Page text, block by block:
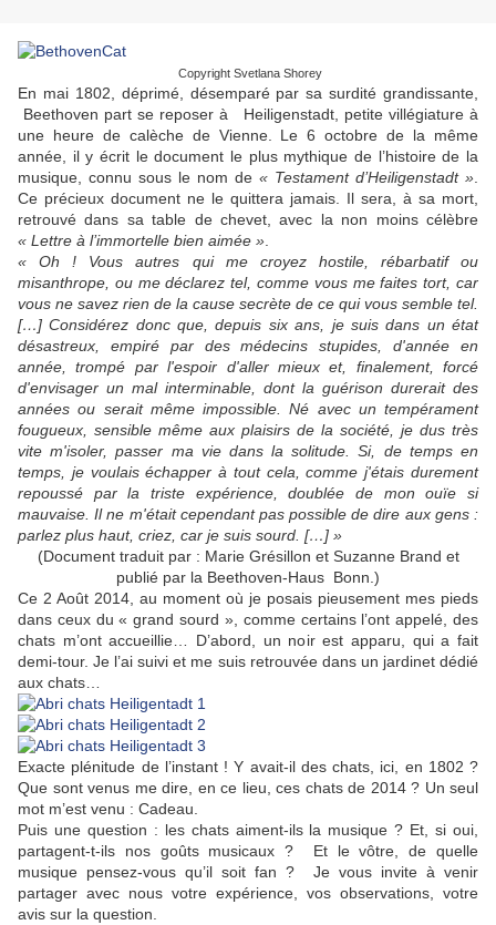
Copyright Svetlana Shorey
En mai 1802, déprimé, désemparé par sa surdité grandissante,
Beethoven part se reposer à Heiligenstadt, petite villégiature à
une heure de calèche de Vienne. Le 6 octobre de la même
année, il y écrit le document le plus mythique de l’histoire de la
musique, connu sous le nom de « Testament d’Heiligenstadt »
Ce précieux document ne le quittera jamais. Il sera, à sa mort,
retrouvé dans sa table de chevet, avec la non moins célèbre
« Lettre à l’immortelle bien aimée »
« Oh ! Vous autres qui me croyez hostile, rébarbatif ou
misanthrope, ou me déclarez tel, comme vous me faites tort, car
vous ne savez rien de la cause secrète de ce qui vous semble tel.
[…] Considérez donc que, depuis six ans, je suis dans un état
désastreux, empiré par des médecins stupides, d'année en
année, trompé par l'espoir d'aller mieux et, finalement, forcé
d'envisager un mal interminable, dont la guérison durerait des
années ou serait même impossible. Né avec un tempérament
fougueux, sensible même aux plaisirs de la société, je dus très
vite m'isoler, passer ma vie dans la solitude. Si, de temps en
temps, je voulais échapper à tout cela, comme j'étais durement
repoussé par la triste expérience, doublée de mon ouïe si
mauvaise. Il ne m'était cependant pas possible de dire aux gens :
parlez plus haut, criez, car je suis sourd. […] »
(Document traduit par : Marie Grésillon et Suzanne Brand et
publié par la Beethoven-Haus Bonn.)
Ce 2 Août 2014, au moment où je posais pieusement mes pieds
dans ceux du « grand sourd », comme certains l’ont appelé, des
chats m’ont accueillie… D’abord, un noir est apparu, qui a fait
demi-tour. Je l’ai suivi et me suis retrouvée dans un jardinet dédié
aux chats…
Exacte plénitude de l’instant ! Y avait-il des chats, ici, en 1802 ?
Que sont venus me dire, en ce lieu, ces chats de 2014 ? Un seul
mot m’est venu : Cadeau.
Puis une question : les chats aiment-ils la musique ? Et, si oui,
partagent-t-ils nos goûts musicaux ? Et le vôtre, de quelle
musique pensez-vous qu’il soit fan ? Je vous invite à venir
partager avec nous votre expérience, vos observations, votre
avis sur la question.